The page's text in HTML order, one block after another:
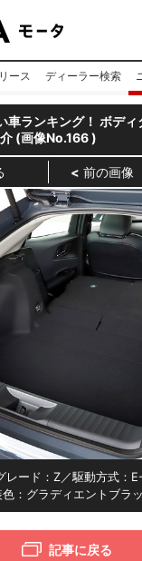
ース ディーラー検索
車ランキング！ ボデ
(画像No.166)
前の画像
レード：Z／駆動方式：
：グラディエントブラッ
記事に戻る